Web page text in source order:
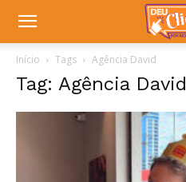
Início Tags Agência David
Tag: Agência David